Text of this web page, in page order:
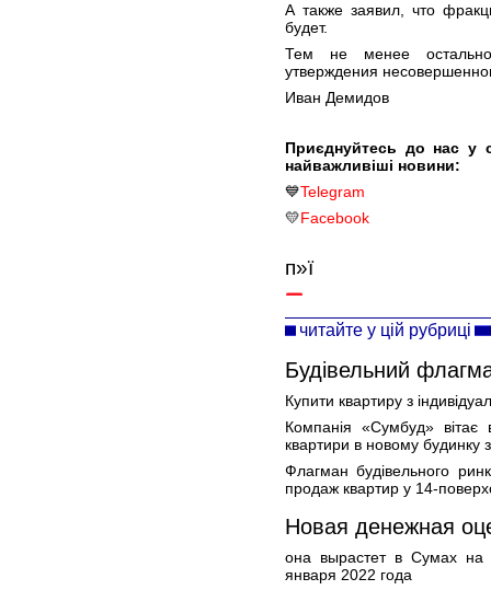
А также заявил, что
будет.
Тем не менее
утверждения
Иван Демидов
Приєднуйтесь до нас у
найважливіші новини:
💙Telegram
💛Facebook
п»ї
читайте у цій рубриці
Будівельний
Купити квартиру з
Компанія «Сумбуд»
квартири в новому будинку
Флагман будівельного
продаж квартир у 14-
Новая денежная
она вырастет в Сумах на
января 2022 года